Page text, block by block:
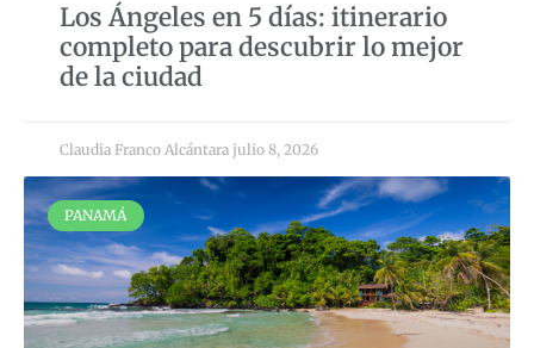
Los Ángeles en 5 días: itinerario
completo para descubrir lo mejor
de la ciudad
Claudia Franco Alcántara julio 8, 2026
PANAMÁ